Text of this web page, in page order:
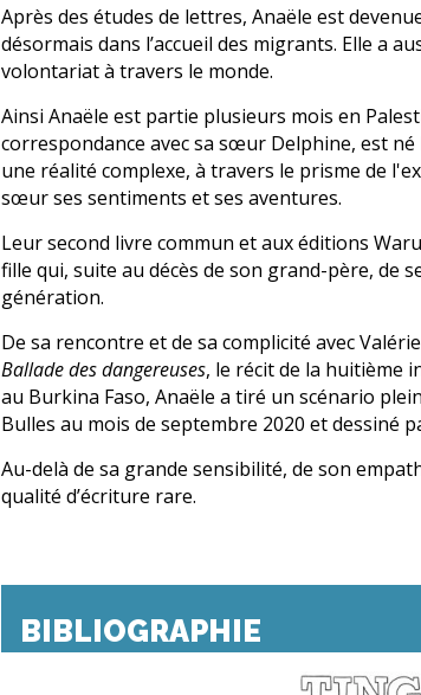
Après des études de lettres, Anaële est
désormais dans l’accueil des migrants. Elle a
volontariat à travers le monde.
Ainsi Anaële est partie plusieurs mois en
correspondance avec sa sœur Delphine, est né
une réalité complexe, à travers le prisme de
sœur ses sentiments et ses aventures.
Leur second livre commun et aux éditions
fille qui, suite au décès de son grand-père, de
génération.
De sa rencontre et de sa complicité avec
Ballade des dangereuses, le récit de la huitième
au Burkina Faso, Anaële a tiré un scénario
Bulles au mois de septembre 2020 et dessiné
Au-delà de sa grande sensibilité, de son
qualité d’écriture rare.
BIBLIOGRAPHIE